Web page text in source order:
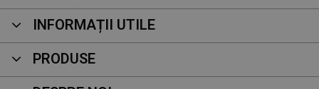
INFORMAȚII UTILE
PRODUSE